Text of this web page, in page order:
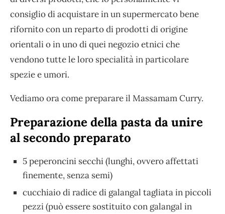
consiglio di acquistare in un supermercato bene
rifornito con un reparto di prodotti di origine
orientali o in uno di quei negozio etnici che
vendono tutte le loro specialità in particolare
spezie e umori.
Vediamo ora come preparare il Massamam Curry.
Preparazione della pasta da unire
al secondo preparato
5 peperoncini secchi (lunghi, ovvero affettati
finemente, senza semi)
cucchiaio di radice di galangal tagliata in piccoli
pezzi (può essere sostituito con galangal in